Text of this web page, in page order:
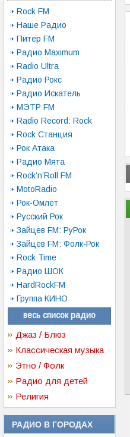
Rock FM
Наше Радио
Питер FM
Радио Maximum
Radio Ultra
Радио Рокс
Радио Искатель
МЭТР FM
Radio Record: Rock
Rock Станция
Рок Атака
Радио Мята
Rock’n’Roll FM
MotoRadio
Рок-Омлет
Русский Рок
Зайцев FM: РуРок
Зайцев FM: Фолк-Рок
Rock Time
Радио ШОК
HardRockFM
Группа КИНО
весь список радио
Джаз / Блюз
Классическая музыка
Этно / Фолк
Радио для детей
Религия
РАДИО В ГОРОДАХ